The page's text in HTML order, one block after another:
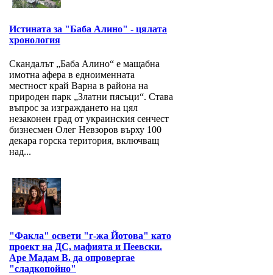
Истината за "Баба Алино" - цялата
хронология
Скандалът „Баба Алино“ е мащабна
имотна афера в едноименната
местност край Варна в района на
природен парк „Златни пясъци“. Става
въпрос за изграждането на цял
незаконен град от украинския сенчест
бизнесмен Олег Невзоров върху 100
декара горска територия, включващ
над...
"Факла" освети "г-жа Йотова" като
проект на ДС, мафията и Пеевски.
Аре Мадам В. да опровергае
"сладкопойно"